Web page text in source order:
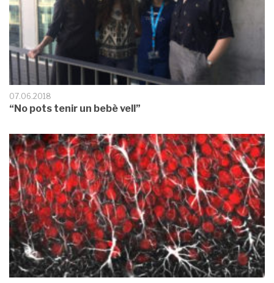
07.06.2018
“No pots tenir un bebè vell”